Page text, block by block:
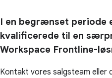
I en begrænset periode
kvalificerede til en
Workspace Frontline-
Kontakt vores salgsteam eller